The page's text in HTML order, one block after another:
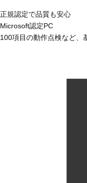
正規認定で品質も安心
Microsoft認定PC
100項目の動作点検など、